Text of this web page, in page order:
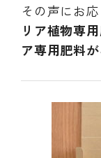
ご利用ガイド
プライバシーポ
その声にお応
リア植物専
ア専用肥料